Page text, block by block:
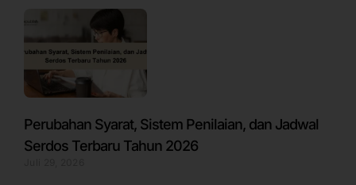
Perubahan Syarat, Sistem Penilaian, dan Jadwal
Serdos Terbaru Tahun 2026